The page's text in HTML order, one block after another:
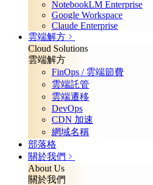
NotebookLM Enterprise
Google Workspace
Claude Enterprise
雲端解方
Cloud Solutions
雲端解方
FinOps / 雲端節費
雲端託管
雲端遷移
DevOps
CDN 加速
網域名稱
部落格
關於我們
About Us
關於我們